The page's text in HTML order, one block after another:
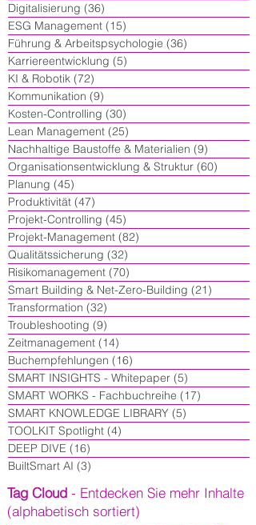
Digitalisierung (36)
ESG Management (15)
Führung & Arbeitspsychologie (36)
Karriereentwicklung (5)
KI & Robotik (72)
Kommunikation (9)
Kosten-Controlling (30)
Lean Management (25)
Nachhaltige Baustoffe & Materialien (9)
Organisationsentwicklung & Struktur (60)
Planung (45)
Produktivität (47)
Projekt-Controlling (45)
Projekt-Management (82)
Qualitätssicherung (32)
Risikomanagement (70)
Smart Building & Net-Zero-Building (21)
Transformation (32)
Troubleshooting (9)
Zeitmanagement (14)
Buchempfehlungen (16)
SMART INSIGHTS - Whitepaper (5)
SMART WORKS - Fachbuchreihe (17)
SMART KNOWLEDGE LIBRARY (5)
TOOLKIT Spotlight (4)
DEEP DIVE (16)
BuiltSmart AI (3)
Tag Cloud - Entdecken Sie mehr Inhalte
(alphabetisch sortiert)